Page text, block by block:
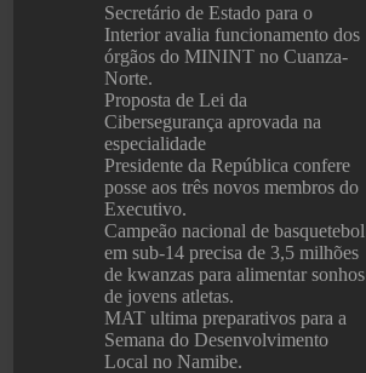
Secretário de Estado para o
Interior avalia funcionamento dos
órgãos do MININT no Cuanza-
Norte.
Proposta de Lei da
Cibersegurança aprovada na
especialidade
Presidente da República confere
posse aos três novos membros do
Executivo.
Campeão nacional de basquetebol
em sub-14 precisa de 3,5 milhões
de kwanzas para alimentar sonhos
de jovens atletas.
MAT ultima preparativos para a
Semana do Desenvolvimento
Local no Namibe.